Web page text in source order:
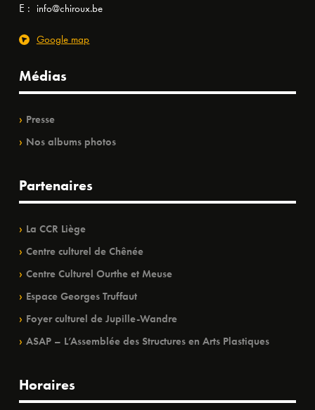
E : info@chiroux.be
Google map
Médias
Presse
Nos albums photos
Partenaires
La CCR Liège
Centre culturel de Chênée
Centre Culturel Ourthe et Meuse
Espace Georges Truffaut
Foyer culturel de Jupille-Wandre
ASAP – L’Assemblée des Structures en Arts Plastiques
Horaires